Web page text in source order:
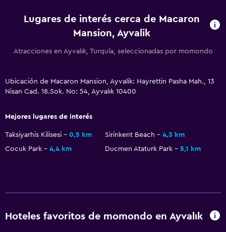
Lugares de interés cerca de Macaron
Mansion, Ayvalik
Atracciones en Ayvalık, Turquía, seleccionadas por momondo
Ubicación de Macaron Mansion, Ayvalik: Hayrettin Pasha Mah., 13
Nisan Cad. 18.Sok. No: 54, Ayvalık 10400
Mejores lugares de interés
Taksiyarhis Kilisesi 0,5 km Sirinkent Beach
4,3 km
Cocuk Park
4,4 km Ducmen Ataturk Park 5,1 km
Hoteles favoritos de momondo en Ayvalık